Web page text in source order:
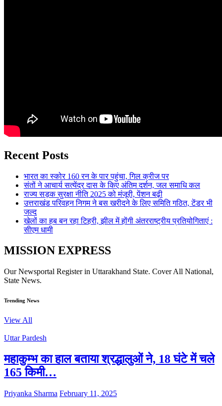
Recent Posts
भारत का स्कोर 160 रन के पार पहुंचा, गिल क्रीज पर
संतों ने आचार्य सत्येंद्र दास के किए अंतिम दर्शन, जल समाधि कल
राज्य सड़क सुरक्षा नीति 2025 को मंजूरी, पेंशन बढ़ी
उत्तराखंड परिवहन निगम ने बस खरीदने के लिए समिति गठित, टेंडर भी
जल्द
खेलों का हब बन रहा टिहरी, झील में होंगी अंतरराष्ट्रीय प्रतियोगिताएं :
सीएम धामी
MISSION EXPRESS
Our Newsportal Register in Uttarakhand State. Cover All National,
State News.
Trending News
View All
Uttar Pardesh
महाकुम्भ का हाल बताया श्रद्धालुओं ने, 18 घंटे में चले
165 किमी…
Priyanka Sharma February 11, 2025